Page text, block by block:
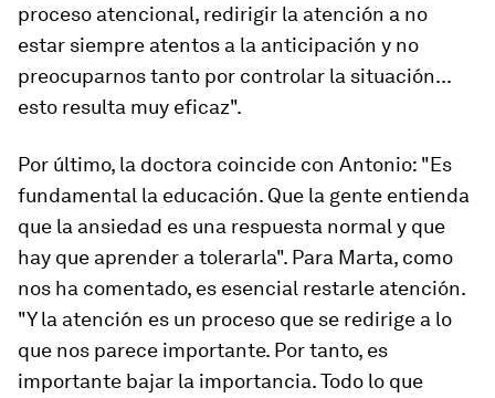
proceso atencional, redirigir la atención a no
estar siempre atentos a la anticipación y no
preocuparnos tanto por controlar la situación...
esto resulta muy eficaz".
Por último, la doctora coincide con Antonio: "Es
fundamental la educación. Que la gente entienda
que la ansiedad es una respuesta normal y que
hay que aprender a tolerarla". Para Marta, como
nos ha comentado, es esencial restarle atención.
"Y la atención es un proceso que se redirige a lo
que nos parece importante. Por tanto, es
importante bajar la importancia. Todo lo que